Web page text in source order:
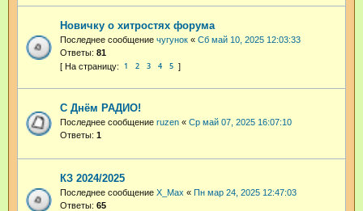
Новичку о хитростях форума
Последнее сообщение чугунок « Сб май 10, 2025 12:03:33
Ответы: 81
1 2 3 4 5
С Днём РАДИО!
Последнее сообщение ruzen « Ср май 07, 2025 16:07:10
Ответы: 1
КЗ 2024/2025
Последнее сообщение X_Max « Пн мар 24, 2025 12:47:03
Ответы: 65